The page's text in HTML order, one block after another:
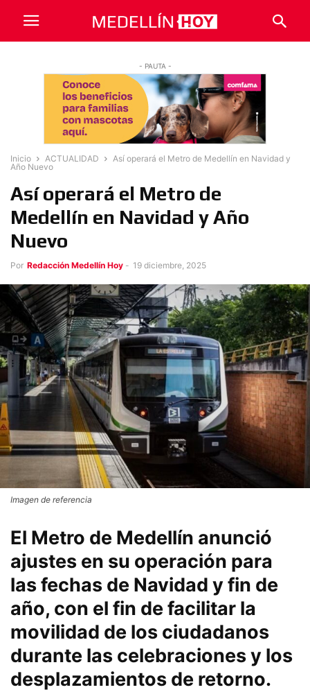
- PAUTA -
Inicio ACTUALIDAD
Así operará el Metro de Medellín en Navidad y
Año Nuevo
Así operará el Metro de
Medellín en Navidad y Año
Nuevo
Por Redacción Medellín Hoy - 19 diciembre, 2025
Imagen de referencia
El Metro de Medellín anunció
ajustes en su operación para
las fechas de Navidad y fin de
año, con el fin de facilitar la
movilidad de los ciudadanos
durante las celebraciones y los
desplazamientos de retorno.